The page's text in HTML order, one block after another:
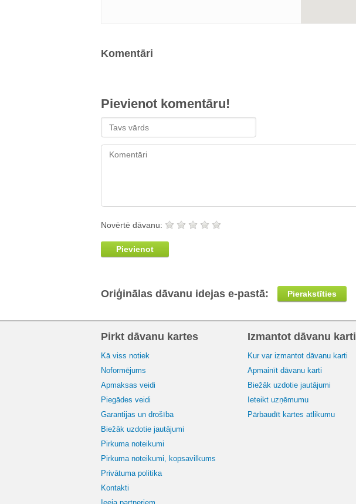
Komentāri
Pievienot komentāru!
Novērtē dāvanu:
Pievienot
Oriģinālas dāvanu idejas e-pastā: Pierakstīties
Pirkt dāvanu kartes
Kā viss notiek
Noformējums
Apmaksas veidi
Piegādes veidi
Garantijas un drošība
Biežāk uzdotie jautājumi
Pirkuma noteikumi
Pirkuma noteikumi, kopsavilkums
Privātuma politika
Kontakti
Izmantot dāvanu karti
Kur var izmantot dāvanu karti
Apmainīt dāvanu karti
Biežāk uzdotie jautājumi
Ieteikt uzņēmumu
Pārbaudīt kartes atlikumu